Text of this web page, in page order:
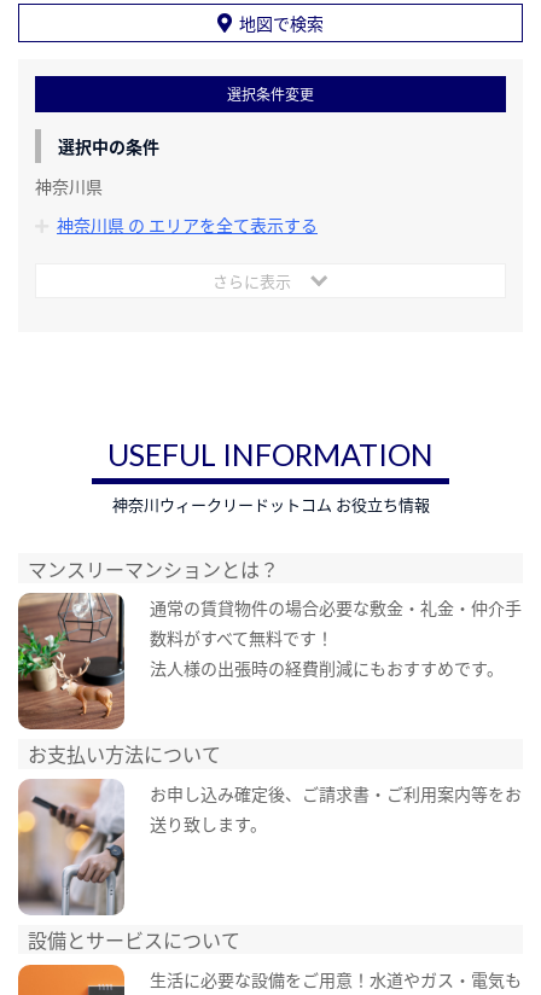
地図で検索
選択条件変更
選択中の条件
神奈川県
神奈川県 の エリアを全て表示する
さらに表示
USEFUL INFORMATION
神奈川ウィークリードットコム お役立ち情報
マンスリーマンションとは？
通常の賃貸物件の場合必要な敷金・礼金・仲介手
数料がすべて無料です！
法人様の出張時の経費削減にもおすすめです。
お支払い方法について
お申し込み確定後、ご請求書・ご利用案内等をお
送り致します。
設備とサービスについて
生活に必要な設備をご用意！水道やガス・電気も